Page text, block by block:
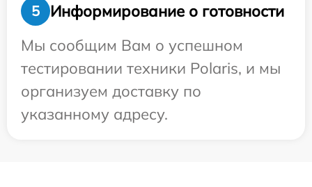
5
Информирование о готовности
Мы сообщим Вам о успешном
тестировании техники Polaris, и мы
организуем доставку по
указанному адресу.